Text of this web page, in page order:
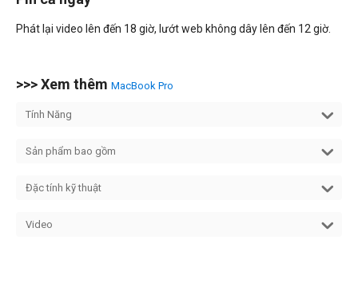
Phát lại video lên đến 18 giờ, lướt web không dây lên đến 12 giờ.
>>> Xem thêm MacBook Pro
Tính Năng
Sản phẩm bao gồm
Đặc tính kỹ thuật
Video